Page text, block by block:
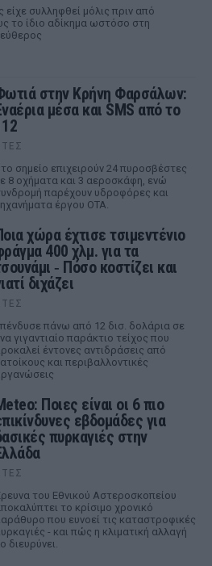
συλληφθεί μόλις πριν από
το ίδιο αδίκημα ωστόσο στη
στην Κρήνη Φαρσάλων:
μέσα και SMS από το
σημείο επιχειρούν 24 πυροσβέστες
8 οχήματα και 3 αεροσκάφη, ενώ
παρέχουν υδροφόρες και
έργου ΟΤΑ.
χώρα έχτισε τσιμεντένιο
400 χλμ. για τα
‑ Πόσο κοστίζει και
διχάζει
πάνω από 12 δισ. δολάρια σε
γιγαντιαίο παράκτιο τείχος που
έντονες αντιδράσεις από
και περιβαλλοντικές
Ποιες είναι οι 6 πιο
εβδομάδες για
πυρκαγιές στην
του Εθνικού Αστεροσκοπείου
το κρίσιμο χρονικό
που ευνοεί τις καταστροφικές
- και πώς η κλιματική αλλαγή
διευρύνει.